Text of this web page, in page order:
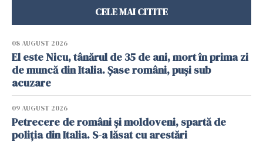
CELE MAI CITITE
08 AUGUST 2026
El este Nicu, tânărul de 35 de ani, mort în prima zi
de muncă din Italia. Șase români, puși sub
acuzare
09 AUGUST 2026
Petrecere de români și moldoveni, spartă de
poliția din Italia. S-a lăsat cu arestări